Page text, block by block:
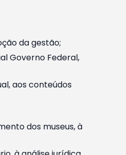
da gestão;
Governo Federal,
aos conteúdos
dos museus, à